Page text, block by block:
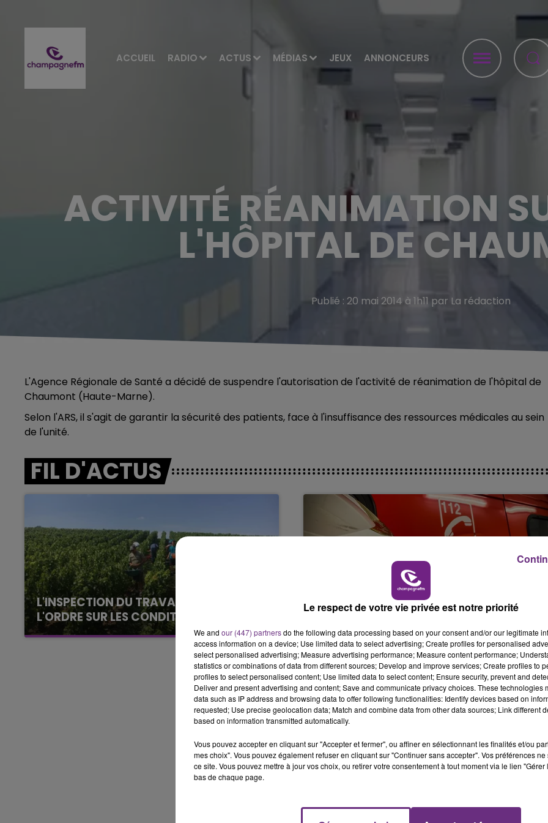
ACCUEIL RADIO ACTUS MÉDIAS JEUX ANNONCEURS
15h00 - 19h00
LE CLUB CHAMPAGNE FM
19h00 - 19h15
LA POP MACHINE - CHAMPAGNE FM
ACTIVITÉ RÉANIMATION
L'HÔPITAL DE
Publié : 20 mai 2014 à 1h11 par La rédaction
L'Agence Régionale de Santé a décidé de suspendre l'autorisation de l'activité de réanimation de l'hôpital de
Chaumont (Haute-Marne).
Selon l'ARS, il s'agit de garantir la sécurité des patients, face à l'insuffisance des ressources médicales au sein
de l'unité.
FIL D'ACTUS
L'INSPECTION DU TRAVAIL RAPPELLE À
L'ORDRE SUR LES CONDITIONS DE...
Alors que les dates de début des vendange
2026 s'est avéré être plus précoce que prévu,
l'inspection du Travail en profite pour rappeler
UN FEU DE REMORQUE BLOQUE LA
CIRCULATION DANS LES ARDENNES
Un feu de remorque s'est déclaré ce mercredi
en fin de matinée sur l'A34.
Le respect de votre vie privée est notre priorité
We and our (447) partnersdo the following data processing based on your consent and/or our legitimate
access information on a device; Use limited data to select advertising; Create profiles for personalised
select personalised advertising; Measure advertising performance; Measure content performance;
statistics or combinations of data from different sources; Develop and improve services; Create profiles to
profiles to select personalised content; Use limited data to select content; Ensure security, prevent and
Deliver and present advertising and content; Save and communicate privacy choices. These technologies
data such as IP address and browsing data to offer following functionalities: Identify devices based on
requested; Use precise geolocation data; Match and combine data from other data sources; Link different
based on information transmitted automatically.
Vous pouvez accepter en cliquant sur "Accepter et fermer", ou affiner en sélectionnant les finalités et/ou
mes choix". Vous pouvez également refuser en cliquant sur "Continuer sans accepter". Vos préférences
ce site. Vous pouvez mettre à jour vos choix, ou retirer votre consentement à tout moment via le lien
bas de chaque page.